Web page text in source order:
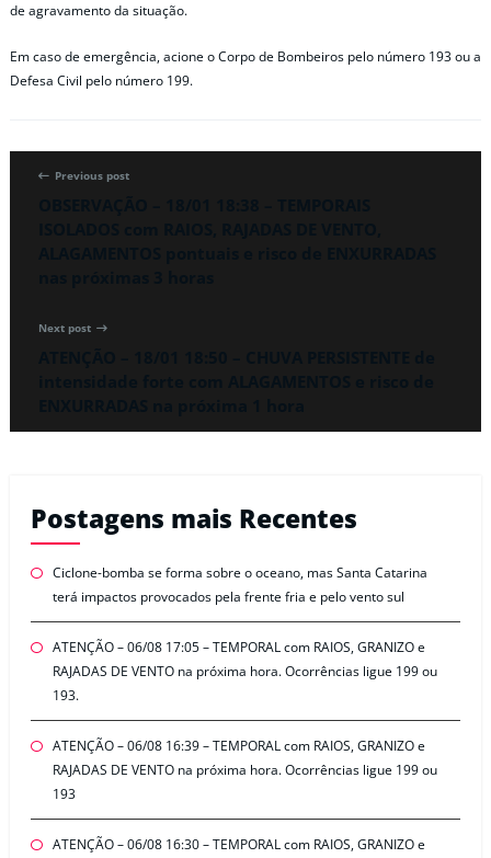
de agravamento da situação.
Em caso de emergência, acione o Corpo de Bombeiros pelo número 193 ou a
Defesa Civil pelo número 199.
Previous post
Next post
Postagens mais Recentes
Ciclone-bomba se forma sobre o oceano, mas Santa Catarina
terá impactos provocados pela frente fria e pelo vento sul
ATENÇÃO – 06/08 17:05 – TEMPORAL com RAIOS, GRANIZO e
RAJADAS DE VENTO na próxima hora. Ocorrências ligue 199 ou
193.
ATENÇÃO – 06/08 16:39 – TEMPORAL com RAIOS, GRANIZO e
RAJADAS DE VENTO na próxima hora. Ocorrências ligue 199 ou
193
ATENÇÃO – 06/08 16:30 – TEMPORAL com RAIOS, GRANIZO e